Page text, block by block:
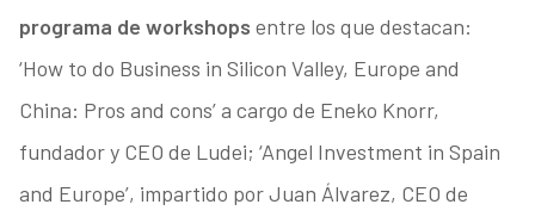
programa de workshops entre los que destacan:
‘How to do Business in Silicon Valley, Europe and
China: Pros and cons’ a cargo de Eneko Knorr,
fundador y CEO de Ludei; ‘Angel Investment in Spain
and Europe’, impartido por Juan Álvarez, CEO de